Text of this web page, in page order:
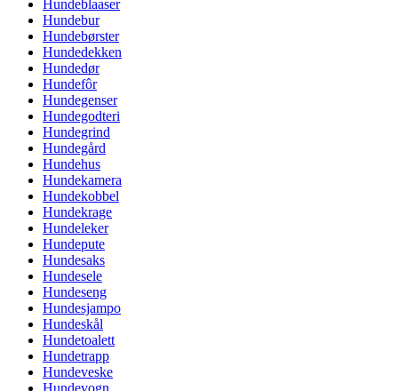
Hundeblaaser
Hundebur
Hundebørster
Hundedekken
Hundedør
Hundefôr
Hundegenser
Hundegodteri
Hundegrind
Hundegård
Hundehus
Hundekamera
Hundekobbel
Hundekrage
Hundeleker
Hundepute
Hundesaks
Hundesele
Hundeseng
Hundesjampo
Hundeskål
Hundetoalett
Hundetrapp
Hundeveske
Hundevogn